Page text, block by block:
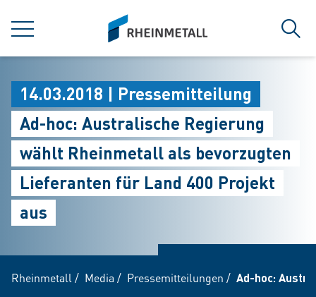
MENÜ
siteLogo
14.03.2018 | Pressemitteilung
Ad-hoc: Australische Regierung
wählt Rheinmetall als bevorzugten
Lieferanten für Land 400 Projekt
aus
Rheinmetall / Media / Pressemitteilungen / Ad-hoc: